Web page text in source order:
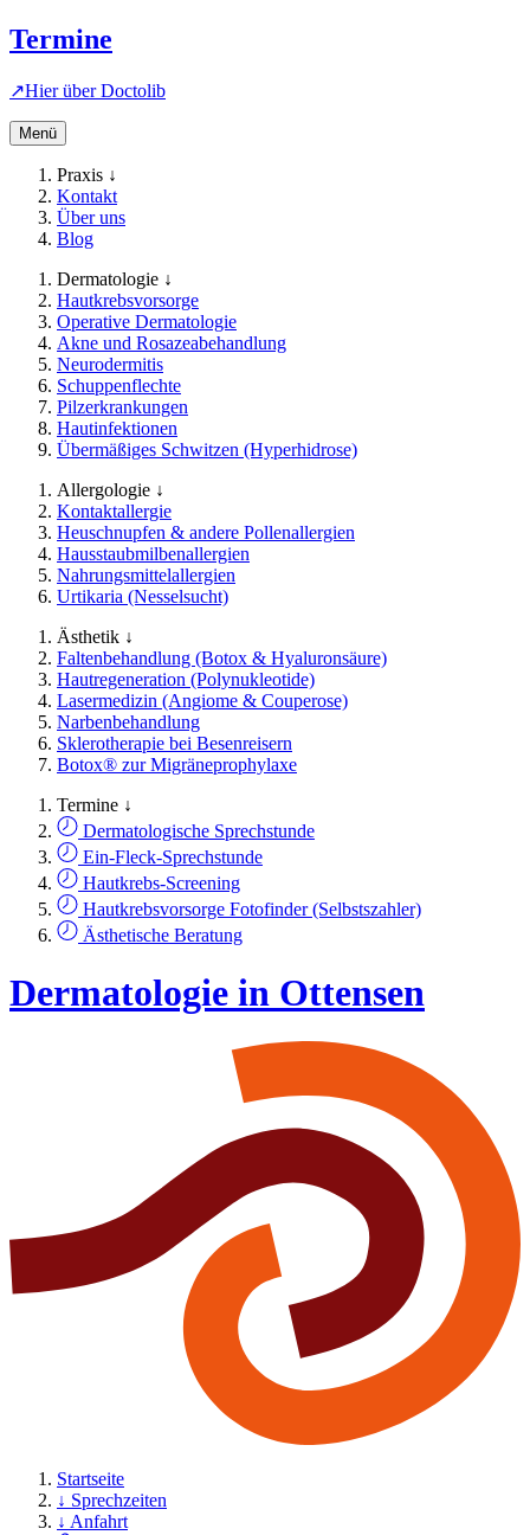
Termine
↗Hier überDoctolib
Menü
Praxis ↓
Kontakt
Über uns
Blog
Dermatologie ↓
Hautkrebsvorsorge
Operative Dermatologie
Akne und Rosazeabehandlung
Neurodermitis
Schuppenflechte
Pilzerkrankungen
Hautinfektionen
Übermäßiges Schwitzen (Hyperhidrose)
Allergologie ↓
Kontaktallergie
Heuschnupfen & andere Pollenallergien
Hausstaubmilbenallergien
Nahrungsmittelallergien
Urtikaria (Nesselsucht)
Ästhetik ↓
Faltenbehandlung (Botox & Hyaluronsäure)
Hautregeneration (Polynukleotide)
Lasermedizin (Angiome & Couperose)
Narbenbehandlung
Sklerotherapie bei Besenreisern
Botox® zur Migräneprophylaxe
Termine ↓
Dermatologische Sprechstunde
Ein-Fleck-Sprechstunde
Hautkrebs-Screening
Hautkrebsvorsorge Fotofinder (Selbstszahler)
Ästhetische Beratung
Dermatologie in Ottensen
Startseite
↓ Sprechzeiten
↓ Anfahrt